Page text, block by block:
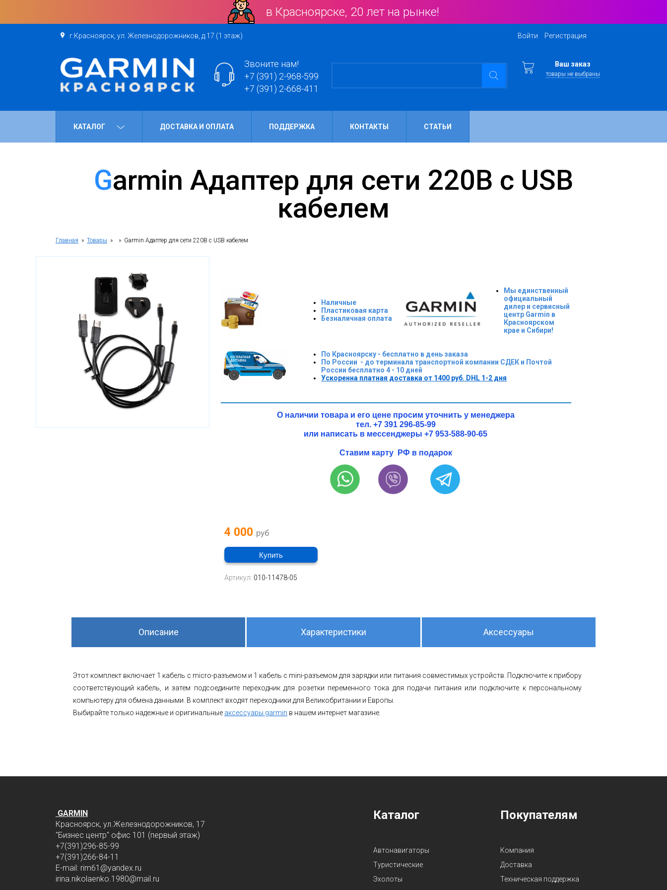
в Красноярске, 20 лет на рынке!
г.Красноярск, ул. Железнодорожников, д.17 (1 этаж) Войти Регистрация
Звоните нам!
+7 (391) 2-968-599
+7 (391) 2-668-411
Ваш заказ
товары не выбраны
КАТАЛОГ ДОСТАВКА И ОПЛАТА ПОДДЕРЖКА КОНТАКТЫ СТАТЬИ
Garmin Адаптер для сети 220В с USB
кабелем
Главная » Товары » » Garmin Адаптер для сети 220В с USB кабелем
Наличные
Пластиковая карта
Безналичная оплата
Мы единственный
официальный
дилер и сервисный
центр Garmin в
Красноярском
крае и Сибири!
По Красноярску - бесплатно в день заказа
По России - до терминала транспортной компании СДЕК и Почтой
России бесплатно 4 - 10 дней
Ускоренна платная доставка от 1400 руб. DHL 1-2 дня
О наличии товара и его цене просим уточнить у менеджера
тел. +7 391 296-85-99
или написать в мессенджеры +7 953-588-90-65
Ставим карту РФ в подарок
4 000 руб
Купить
Артикул: 010-11478-05
Описание Характеристики Аксессуары
Этот комплект включает 1 кабель с micro-разъемом и 1 кабель с mini-разъемом для зарядки или питания совместимых устройств. Подключите к прибору
соответствующий кабель, и затем подсоедините переходник для розетки переменного тока для подачи питания или подключите к персональному
компьютеру для обмена данными. В комплект входят переходники для Великобритании и Европы.
Выбирайте только надежные и оригинальные аксессуары garmin в нашем интернет магазине.
GARMIN
Красноярск, ул.Железнодорожников, 17
"Бизнес центр" офис 101 (первый этаж)
+7(391)296-85-99
+7(391)266-84-11
E-mail: rim61 @yandex.ru
irina.nikolaenko.1980@mail.ru
Каталог
Автонавигаторы
Туристические
Эхолоты
Покупателям
Компания
Доставка
Техническая поддержка